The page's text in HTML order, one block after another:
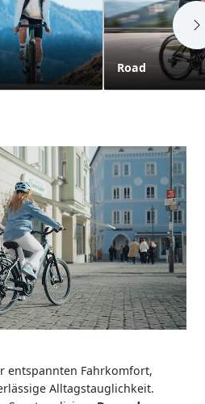
Road
entspannten Fahrkomfort,
Alltagstauglichkeit.